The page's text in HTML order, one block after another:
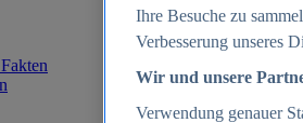
Ihre Besuche zu
Verbesserung unseres
Wir und unsere
Verwendung genauer